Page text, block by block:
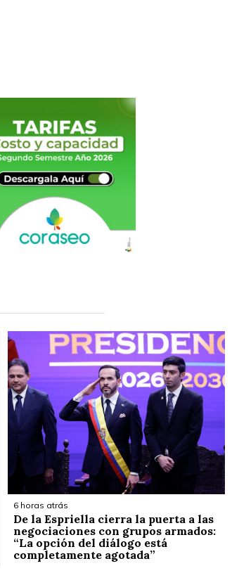
6 horas atrás
De la Espriella cierra la puerta a las
negociaciones con grupos armados:
“La opción del diálogo está
completamente agotada”